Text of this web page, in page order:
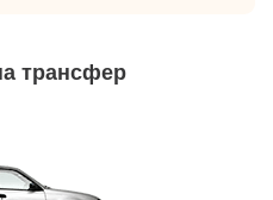
трансфер